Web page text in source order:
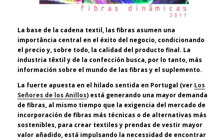
La base de la cadena textil, las fibras asumen una
importância central en el éxito del negocio, condicionando
el precio y, sobre todo, la calidad del producto final. La
industria têxtil y de la confección busca, por lo tanto, más
información sobre el mundo de las fibras y el suplemento.
La fuerte apuesta en el hilado sentida en Portugal (ver Los
Señores de los Anillos) está generando una mayor demanda
de fibras, al mismo tiempo que la exigencia del mercado de
incorporación de fibras más técnicas o de alternativas más
sostenibles, para crear textiles y prendas de vestir mayor
valor añadido, está impulsando la necessidad de encontrar